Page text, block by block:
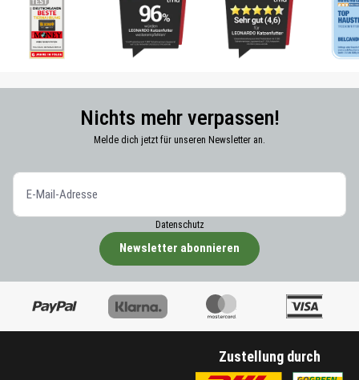
Nichts mehr verpassen!
Melde dich jetzt für unseren Newsletter an.
Datenschutz
Newsletter abonnieren
Zustellung durch